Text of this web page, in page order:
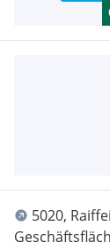
5020,